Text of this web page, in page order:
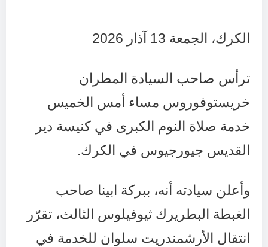
الكرك، الجمعة 13 آذار 2026
ترأس صاحب السيادة المطران
خريستوفوروس مساء أمس الخميس
خدمة صلاة النوم الكبرى في كنيسة دير
القديس جيورجيوس في الكرك.
وأعلن سيادته أنه، ببركة ابينا صاحب
الغبطة البطريرك ثيوفيلوس الثالث، تقرّر
انتقال الأرشمندريت سلوان للخدمة في